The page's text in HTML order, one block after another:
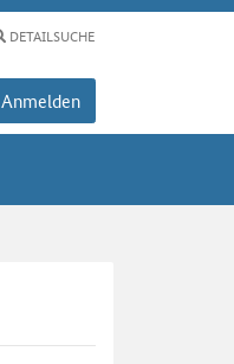
DETAILSUCHE
Anmelden